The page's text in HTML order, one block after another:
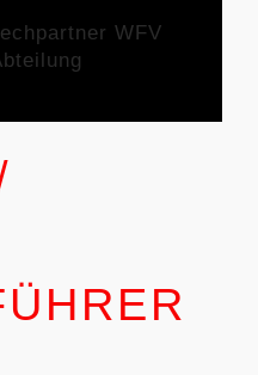
WFV